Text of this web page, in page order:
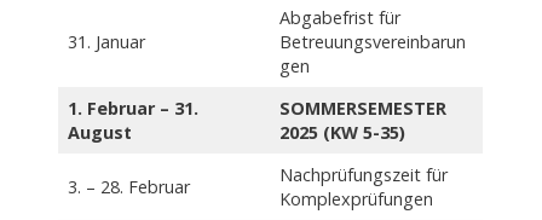
31. Januar
Abgabefrist für
Betreuungsvereinbarun
gen
1. Februar – 31.
August
SOMMERSEMESTER
2025 (KW 5-35)
3. – 28. Februar
Nachprüfungszeit für
Komplexprüfungen